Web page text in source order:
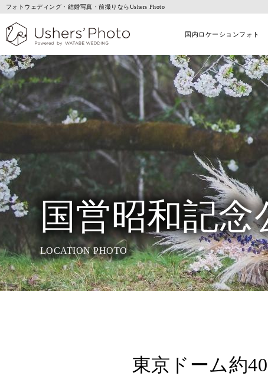
国内ロケーションフォト
フォトウェディング・結婚写真・前撮りならUshers Photo
国営昭和記念
LOCATION PHOTO
東京ドーム約